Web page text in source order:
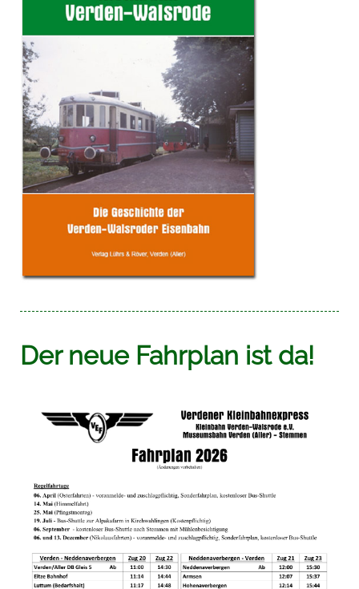
Der neue Fahrplan ist da!